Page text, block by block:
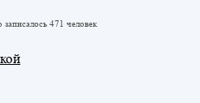
записалось 471 человек